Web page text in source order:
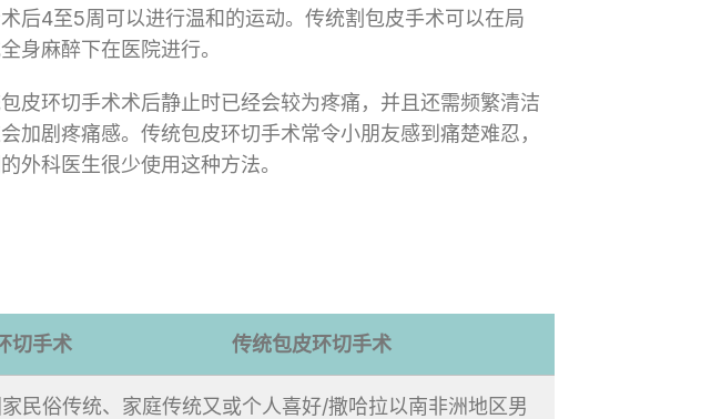
后4至5周可以进行温和的运动。传统割包皮手术可以在局
身麻醉下在医院进行。
皮环切手术术后静止时已经会较为疼痛，并且还需频繁清洁
加剧疼痛感。传统包皮环切手术常令小朋友感到痛楚难忍，
外科医生很少使用这种方法。
切手术 传统包皮环切手术
民俗传统、家庭传统又或个人喜好/撒哈拉以南非洲地区男